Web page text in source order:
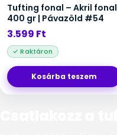
Tufting fonal – Akril fonal
400 gr | Pávazöld #54
3.599 Ft
Kosárba teszem